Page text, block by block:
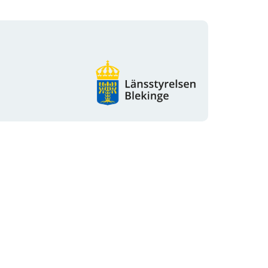
Organisationens
logotyp